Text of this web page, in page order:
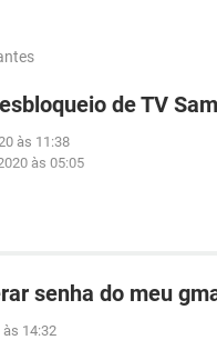
de TV
às 11:38
às 05:05
senha do meu
às 14:32